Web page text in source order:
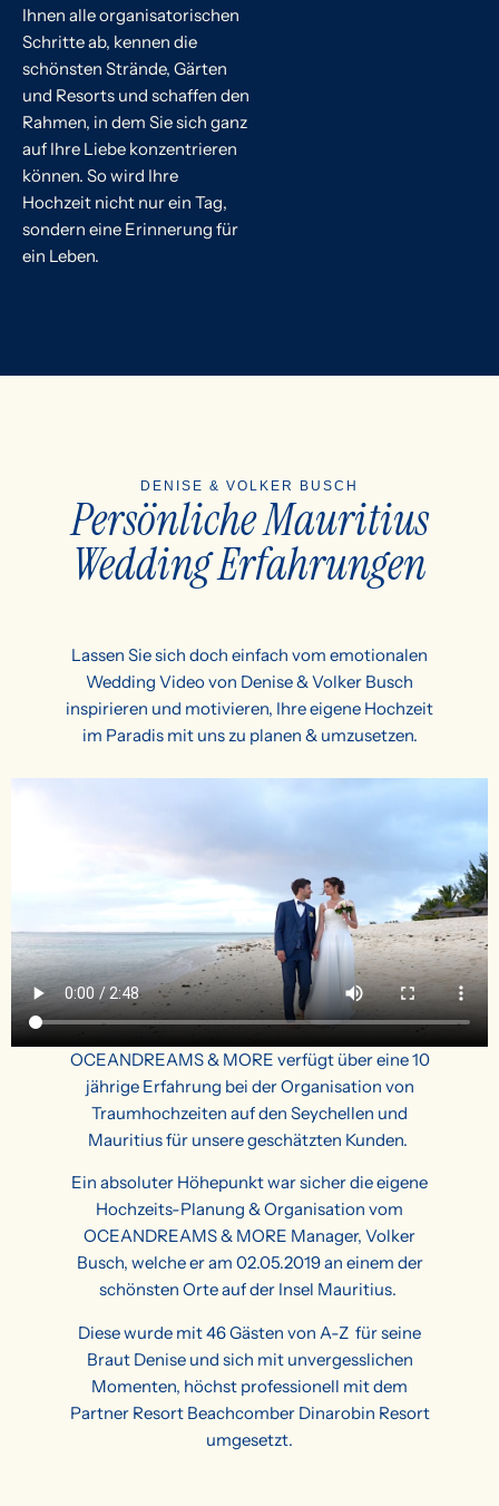
Ihnen alle organisatorischen
Schritte ab, kennen die
schönsten Strände, Gärten
und Resorts und schaffen den
Rahmen, in dem Sie sich ganz
auf Ihre Liebe konzentrieren
können. So wird Ihre
Hochzeit nicht nur ein Tag,
sondern eine Erinnerung für
ein Leben.
DENISE & VOLKER BUSCH
Persönliche Mauritius
Wedding Erfahrungen
Lassen Sie sich doch einfach vom emotionalen
Wedding Video von Denise & Volker Busch
inspirieren und motivieren, Ihre eigene Hochzeit
im Paradis mit uns zu planen & umzusetzen.
OCEANDREAMS & MORE verfügt über eine 10
jährige Erfahrung bei der Organisation von
Traumhochzeiten auf den Seychellen und
Mauritius für unsere geschätzten Kunden.
Ein absoluter Höhepunkt war sicher die eigene
Hochzeits-Planung & Organisation vom
OCEANDREAMS & MORE Manager, Volker
Busch, welche er am 02.05.2019 an einem der
schönsten Orte auf der Insel Mauritius.
Diese wurde mit 46 Gästen von A-Z für seine
Braut Denise und sich mit unvergesslichen
Momenten, höchst professionell mit dem
Partner Resort Beachcomber Dinarobin Resort
umgesetzt.